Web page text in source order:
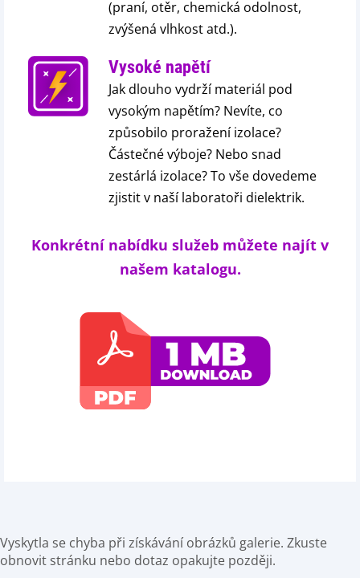
(praní, otěr, chemická odolnost,
zvýšená vlhkost atd.).
Vysoké napětí
Jak dlouho vydrží materiál pod
vysokým napětím? Nevíte, co
způsobilo proražení izolace?
Částečné výboje? Nebo snad
zestárlá izolace? To vše dovedeme
zjistit v naší laboratoři dielektrik.
Konkrétní nabídku služeb můžete najít v
našem katalogu.
Vyskytla se chyba při získávání obrázků galerie. Zkuste
obnovit stránku nebo dotaz opakujte později.